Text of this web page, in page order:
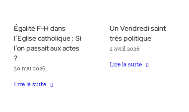
Égalité F-H dans
l’Eglise catholique : Si
l’on passait aux actes
?
30 mai 2026
Lire la suite
Un Vendredi saint
très politique
2 avril 2026
Lire la suite